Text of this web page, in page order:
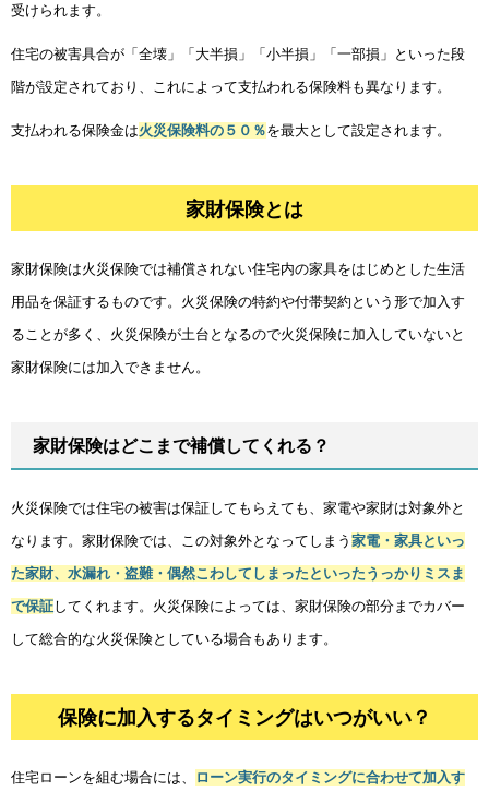
受けられます。
住宅の被害具合が「全壊」「大半損」「小半損」「一部損」といった段
階が設定されており、これによって支払われる保険料も異なります。
支払われる保険金は火災保険料の５０％を最大として設定されます。
家財保険とは
家財保険は火災保険では補償されない住宅内の家具をはじめとした生活
用品を保証するものです。火災保険の特約や付帯契約という形で加入す
ることが多く、火災保険が土台となるので火災保険に加入していないと
家財保険には加入できません。
家財保険はどこまで補償してくれる？
火災保険では住宅の被害は保証してもらえても、家電や家財は対象外と
なります。家財保険では、この対象外となってしまう 家電・家具といっ
た家財、水漏れ・盗難・偶然こわしてしまったといったうっかりミスま
で保証してくれます。火災保険によっては、家財保険の部分までカバー
して総合的な火災保険としている場合もあります。
保険に加入するタイミングはいつがいい？
住宅ローンを組む場合には、
ローン実行のタイミングに合わせて加入す